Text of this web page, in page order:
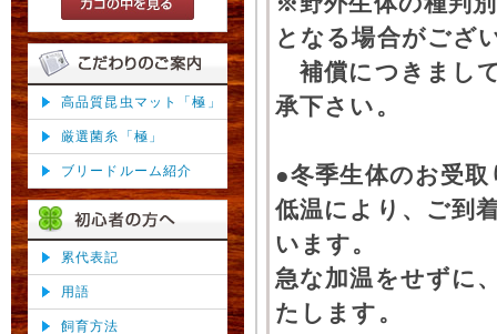
高品質昆虫マット「極」
厳選菌糸「極」
ブリードルーム紹介
累代表記
用語
飼育方法
となる場合がござ
補償につきまし
承下さい。
●冬季生体のお受
低温により、ご到
います。
急な加温をせずに
たします。